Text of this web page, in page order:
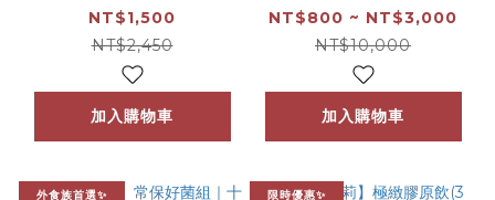
精(7包/盒)
NT$1,500
NT$2,450
加入購物車
1-5盒(30入/盒)（效
期：2027.09.01）
NT$800 ~ NT$3,000
NT$10,000
加入購物車
外食族首選✨ 限時優惠✨